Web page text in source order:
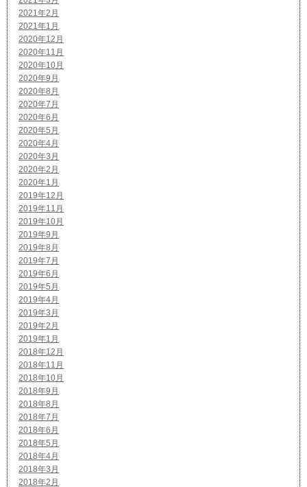
2021年2月
2021年1月
2020年12月
2020年11月
2020年10月
2020年9月
2020年8月
2020年7月
2020年6月
2020年5月
2020年4月
2020年3月
2020年2月
2020年1月
2019年12月
2019年11月
2019年10月
2019年9月
2019年8月
2019年7月
2019年6月
2019年5月
2019年4月
2019年3月
2019年2月
2019年1月
2018年12月
2018年11月
2018年10月
2018年9月
2018年8月
2018年7月
2018年6月
2018年5月
2018年4月
2018年3月
2018年2月